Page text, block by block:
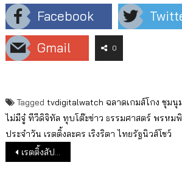
Facebook
Gmail
0
Tagged tvdigitalwatch ฉลาดเกมส์โกง ชุมนุ
ไม่มีจู๋ ทีวีดิจิทัล ทุบโต๊ะข่าว ธรรมศาสตร์ พรหม
ประจำวัน เรตติ้งละคร เริงริตา ไทยรัฐนิวส์โชว์
แนะแนวเรื่อง
เรตติ้งสัปดาห์ : กลุ่มช่องบันเทิงเรตติ้งขยับดีขึ้น 2 ช่องข่าว ไทยรัฐ – อมรินทร์ เริ่มลดลง